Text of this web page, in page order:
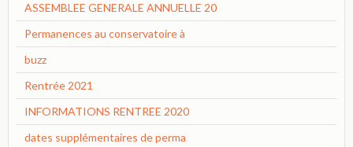
ASSEMBLEE GENERALE ANNUELLE 20
Permanences au conservatoire à
buzz
Rentrée 2021
INFORMATIONS RENTREE 2020
dates supplémentaires de perma